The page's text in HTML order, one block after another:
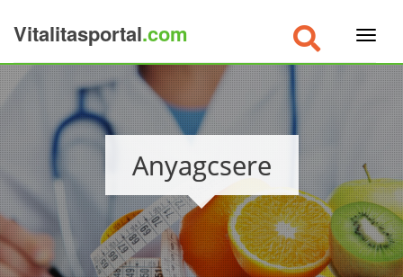
Vitalitasportal.com
Anyagcsere
×